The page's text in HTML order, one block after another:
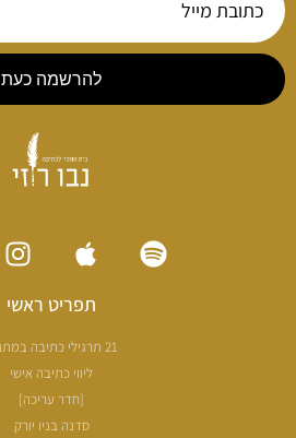
להרשמה כעת
תפריט ראשי
21 תרגילי כתיבה במתנה!
ליווי כתיבה אישי
[חדר עריכה]
סדנה בניו יורק